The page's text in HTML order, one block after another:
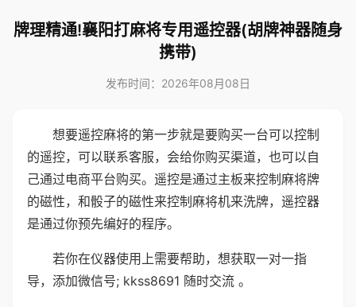
牌理精通!襄阳打麻将专用遥控器(胡牌神器随身
携带)
发布时间：2026年08月08日
想要遥控麻将的第一步就是要购买一台可以控制
的遥控，可以联系客服，会给你购买渠道，也可以自
己通过电商平台购买。遥控是通过主板来控制麻将牌
的磁性，和骰子的磁性来控制麻将机来洗牌，遥控器
是通过你预先编好的程序。
若你在仪器使用上需要帮助，想获取一对一指
导，添加微信号; kkss8691 随时交流 。